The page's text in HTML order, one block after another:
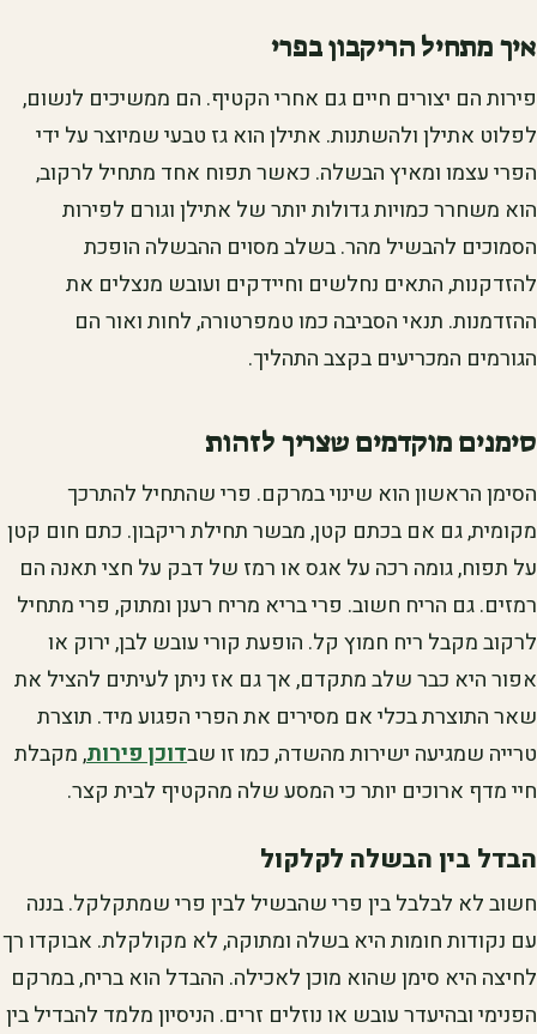
איך מתחיל הריקבון בפרי
פירות הם יצורים חיים גם אחרי הקטיף. הם ממשיכים לנשום,
לפלוט אתילן ולהשתנות. אתילן הוא גז טבעי שמיוצר על ידי
הפרי עצמו ומאיץ הבשלה. כאשר תפוח אחד מתחיל לרקוב,
הוא משחרר כמויות גדולות יותר של אתילן וגורם לפירות
הסמוכים להבשיל מהר. בשלב מסוים ההבשלה הופכת
להזדקנות, התאים נחלשים וחיידקים ועובש מנצלים את
ההזדמנות. תנאי הסביבה כמו טמפרטורה, לחות ואור הם
הגורמים המכריעים בקצב התהליך.
סימנים מוקדמים שצריך לזהות
הסימן הראשון הוא שינוי במרקם. פרי שהתחיל להתרכך
מקומית, גם אם בכתם קטן, מבשר תחילת ריקבון. כתם חום קטן
על תפוח, גומה רכה על אגס או רמז של דבק על חצי תאנה הם
רמזים. גם הריח חשוב. פרי בריא מריח רענן ומתוק, פרי מתחיל
לרקוב מקבל ריח חמוץ קל. הופעת קורי עובש לבן, ירוק או
אפור היא כבר שלב מתקדם, אך גם אז ניתן לעיתים להציל את
שאר התוצרת בכלי אם מסירים את הפרי הפגוע מיד. תוצרת
טרייה שמגיעה ישירות מהשדה, כמו זו שבדוכן פירות, מקבלת
חיי מדף ארוכים יותר כי המסע שלה מהקטיף לבית קצר.
הבדל בין הבשלה לקלקול
חשוב לא לבלבל בין פרי שהבשיל לבין פרי שמתקלקל. בננה
עם נקודות חומות היא בשלה ומתוקה, לא מקולקלת. אבוקדו רך
לחיצה היא סימן שהוא מוכן לאכילה. ההבדל הוא בריח, במרקם
הפנימי ובהיעדר עובש או נוזלים זרים. הניסיון מלמד להבדיל בין